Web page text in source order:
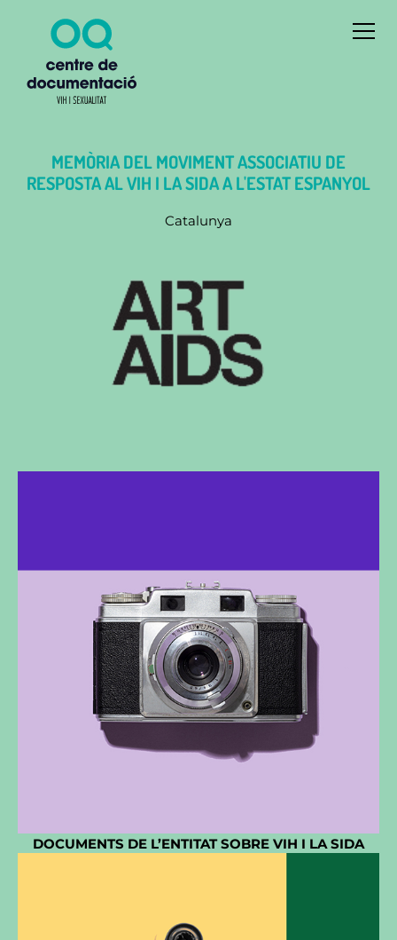
MEMÒRIA DEL MOVIMENT ASSOCIATIU DE
RESPOSTA AL VIH I LA SIDA A L'ESTAT ESPANYOL
Catalunya
DOCUMENTS DE L’ENTITAT SOBRE VIH I LA SIDA